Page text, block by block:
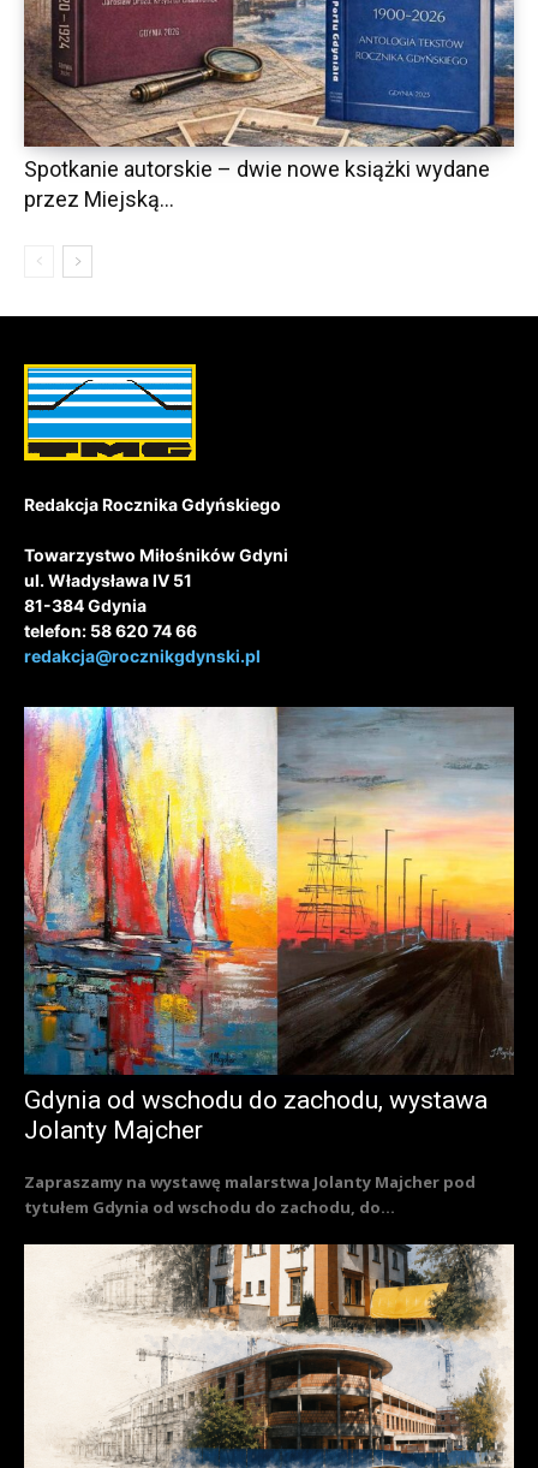
Spotkanie autorskie – dwie nowe książki wydane
przez Miejską...
Redakcja Rocznika Gdyńskiego
Towarzystwo Miłośników Gdyni
ul. Władysława IV 51
81-384 Gdynia
telefon: 58 620 74 66
redakcja@rocznikgdynski.pl
Gdynia od wschodu do zachodu, wystawa
Jolanty Majcher
Zapraszamy na wystawę malarstwa Jolanty Majcher pod
tytułem Gdynia od wschodu do zachodu, do...